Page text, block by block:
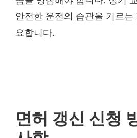
안전한 운전의 습관을 기르는
요합니다.
면허 갱신 신청